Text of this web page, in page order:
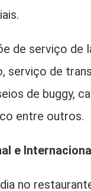
de serviço de
serviço de
de buggy,
entre outros.
e
no